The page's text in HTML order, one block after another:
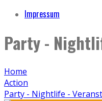
Impressum
Party -
Home
Action
Party - Nightlife -